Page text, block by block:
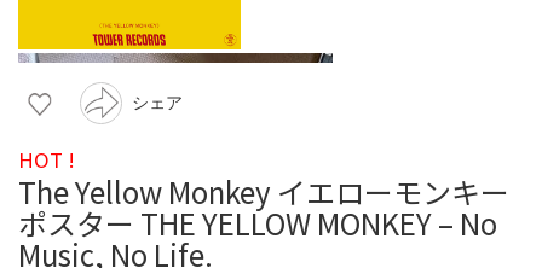
シェア
HOT !
The Yellow Monkey イエローモンキー
ポスター THE YELLOW MONKEY – No
Music, No Life.